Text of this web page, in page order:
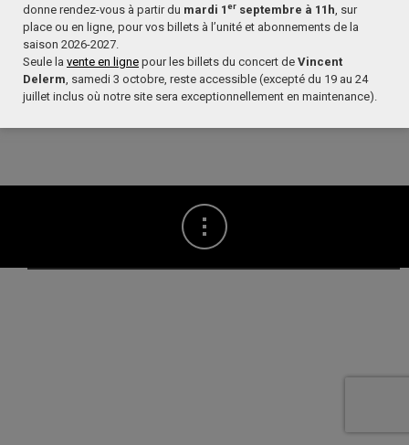
donne rendez-vous à partir du mardi 1er septembre à 11h, sur
place ou en ligne, pour vos billets à l’unité et abonnements de la
saison 2026-2027.
Seule la vente en ligne pour les billets du concert de Vincent
Delerm, samedi 3 octobre, reste accessible (excepté du 19 au 24
juillet inclus où notre site sera exceptionnellement en maintenance).